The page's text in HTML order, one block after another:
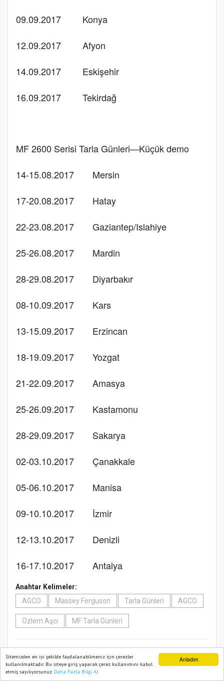
Anladım
Sitemizden en iyi şekilde faydalanabilmeniz için çerezler
kullanılmaktadır. Bu siteye giriş yaparak çerez kullanımını kabul
etmiş sayılıyorsunuz. Daha Fazla Bilgi Al
09.09.2017
Konya
12.09.2017
Afyon
14.09.2017
Eskişehir
16.09.2017
Tekirdağ
MF 2600 Serisi Tarla Günleri—Küçük demo
14-15.08.2017
Mersin
17-20.08.2017
Hatay
22-23.08.2017
Gaziantep/Islahiye
25-26.08.2017
Mardin
28-29.08.2017
Diyarbakır
08-10.09.2017
Kars
13-15.09.2017
Erzincan
18-19.09.2017
Yozgat
21-22.09.2017
Amasya
25-26.09.2017
Kastamonu
28-29.09.2017
Sakarya
02-03.10.2017
Çanakkale
05-06.10.2017
Manisa
09-10.10.2017
İzmir
12-13.10.2017
Denizli
16-17.10.2017
Antalya
Anahtar Kelimeler:
AGCO
Massey Ferguson Tarla Günleri AGCO
Özlem Aşcı MF Tarla Günleri
0
Ana Sayfa Web TV